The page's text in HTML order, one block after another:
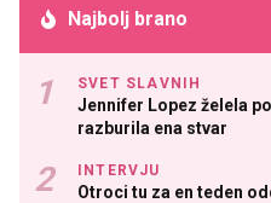
Najbolj brano
SVET SLAVNIH
Jennifer Lopez želela
razburila ena stvar
INTERVJU
Otroci tu za en teden